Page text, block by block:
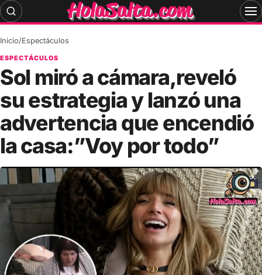
Skip
to
Inicio/Espectáculos
ESPECTÁCULOS
Sol miró a cámara,reveló
su estrategia y lanzó una
advertencia que encendió
la casa:”Voy por todo”